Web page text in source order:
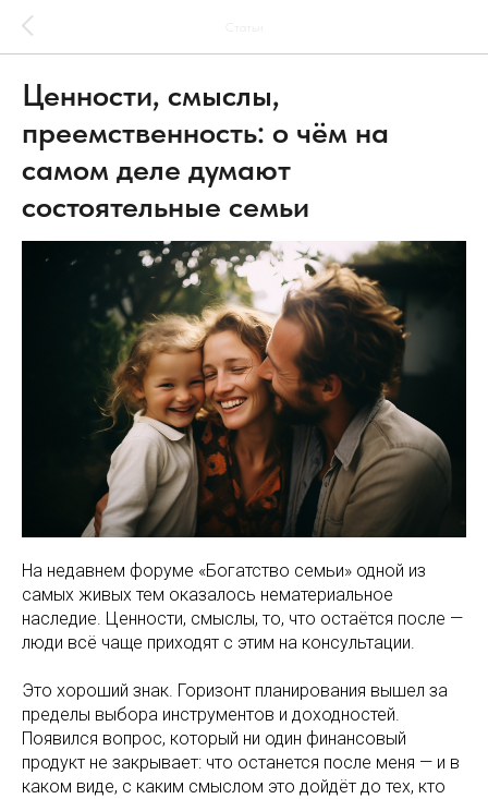
Ценности, смыслы,
преемственность: о чём на
самом деле думают
состоятельные семьи
На недавнем форуме «Богатство семьи» одной из
самых живых тем оказалось нематериальное
наследие. Ценности, смыслы, то, что остаётся после —
люди всё чаще приходят с этим на консультации.
Это хороший знак. Горизонт планирования вышел за
пределы выбора инструментов и доходностей.
Появился вопрос, который ни один финансовый
продукт не закрывает: что останется после меня — и в
каком виде, с каким смыслом это дойдёт до тех, кто